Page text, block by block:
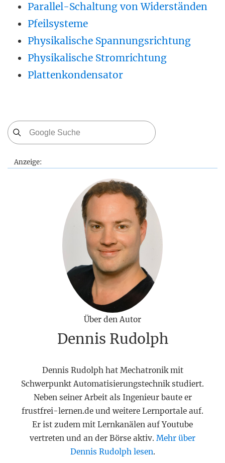
Parallel-Schaltung von Widerständen
Pfeilsysteme
Physikalische Spannungsrichtung
Physikalische Stromrichtung
Plattenkondensator
Anzeige:
Über den Autor
Dennis Rudolph
Dennis Rudolph hat Mechatronik mit
Schwerpunkt Automatisierungstechnik studiert.
Neben seiner Arbeit als Ingenieur baute er
frustfrei-lernen.de und weitere Lernportale auf.
Er ist zudem mit Lernkanälen auf Youtube
vertreten und an der Börse aktiv. Mehr über
Dennis Rudolph lesen.